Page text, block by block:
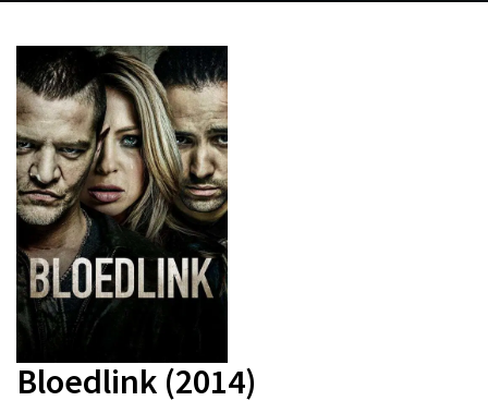
Bloedlink (2014)